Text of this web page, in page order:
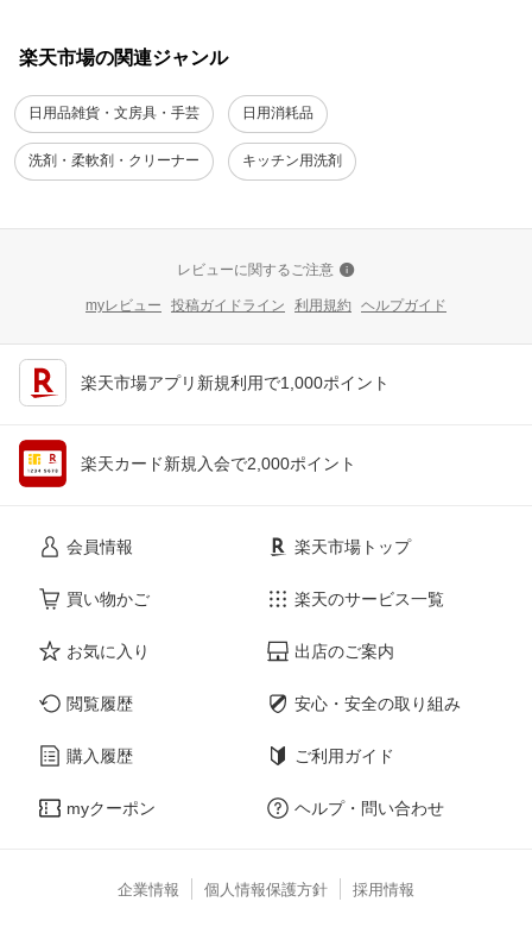
楽天市場の関連ジャンル
日用品雑貨・文房具・手芸 日用消耗品
洗剤・柔軟剤・クリーナー キッチン用洗剤
レビューに関するご注意
myレビュー 投稿ガイドライン 利用規約 ヘルプガイド
楽天市場アプリ新規利用で1,000ポイント
楽天カード新規入会で2,000ポイント
会員情報
買い物かご
お気に入り
閲覧履歴
購入履歴
myクーポン
楽天市場トップ
楽天のサービス一覧
出店のご案内
安心・安全の取り組み
ご利用ガイド
ヘルプ・問い合わせ
企業情報 個人情報保護方針 採用情報